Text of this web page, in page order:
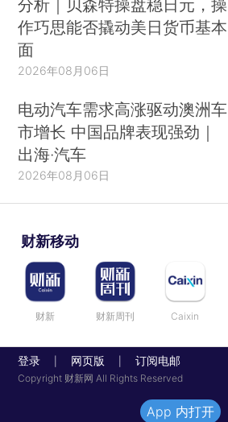
分析｜贝森特操盘稳日元，操
作巧思能否撬动美日货币基本
面
2026年08月06日
电动汽车需求高涨驱动澳洲车
市增长 中国品牌表现强劲｜
出海·汽车
2026年08月06日
财新移动
财新 财新周刊 Caixin
登录 网页版 订阅电邮
Copyright 财新网 All Rights Reserved
App 内打开